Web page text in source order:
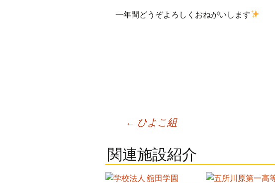
一年間どうぞよろしくおねがいします
Post
← ひよこ組
関連施設紹介